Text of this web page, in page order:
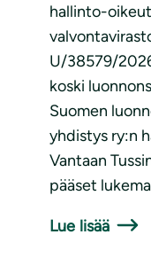
hallinto-
U/38579/
koski
Suomen
yhdistys ry:n
Vantaan
pääset
Lue lisää